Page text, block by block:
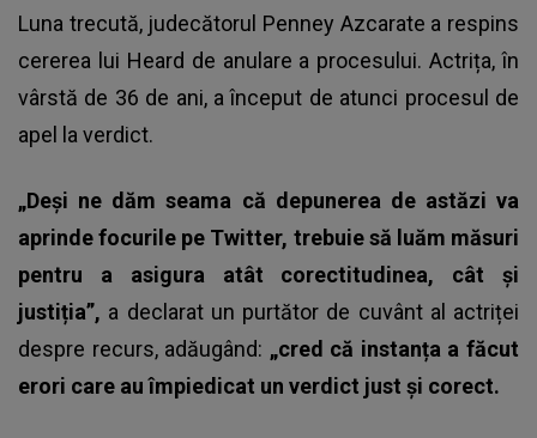
Luna trecută, judecătorul Penney Azcarate a respins
cererea lui Heard de anulare a procesului. Actrița, în
vârstă de 36 de ani, a început de atunci procesul de
apel la verdict.
„Deși ne dăm seama că depunerea de astăzi va
aprinde focurile pe Twitter, trebuie să luăm măsuri
pentru a asigura atât corectitudinea, cât și
justiția”, a declarat un purtător de cuvânt al actriței
despre recurs, adăugând: „cred că instanța a făcut
erori care au împiedicat un verdict just și corect.